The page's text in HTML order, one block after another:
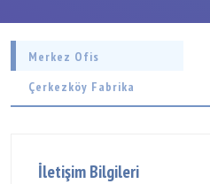
Merkez Ofis
Çerkezköy Fabrika
İletişim Bilgileri